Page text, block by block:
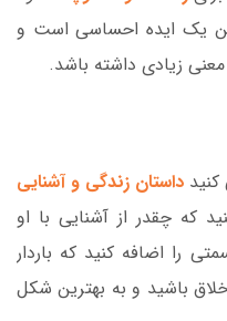
یک ایده احساسی است و
زیادی داشته باشد.
داستان زندگی و آشنایی
که چقدر از آشنایی با او
را اضافه کنید که باردار
باشید و به بهترین شکل